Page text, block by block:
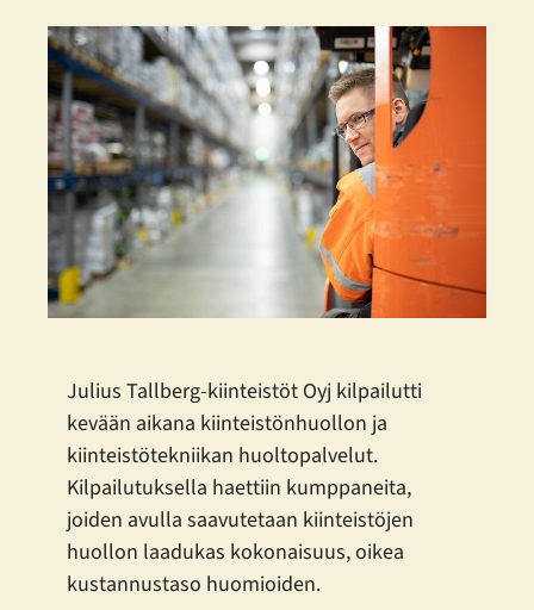
Julius Tallberg-kiinteistöt Oyj kilpailutti
kevään aikana kiinteistönhuollon ja
kiinteistötekniikan huoltopalvelut.
Kilpailutuksella haettiin kumppaneita,
joiden avulla saavutetaan kiinteistöjen
huollon laadukas kokonaisuus, oikea
kustannustaso huomioiden.